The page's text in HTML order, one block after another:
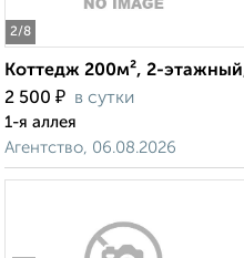
2/8
Коттедж 200м², 2-
2 500 ₽ в сутки
1-я аллея
Агентство, 06.08.2026